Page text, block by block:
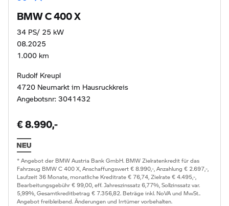
BMW C 400 X
34 PS/ 25 kW
08.2025
1.000 km
Rudolf Kreupl
4720 Neumarkt im Hausruckkreis
Angebotsnr: 3041432
€ 8.990,-
* Angebot der BMW Austria Bank GmbH. BMW Zielratenkredit für das
Fahrzeug BMW C 400 X, Anschaffungswert € 8.990,-, Anzahlung € 2.697,-,
Laufzeit 36 Monate, monatliche Kreditrate € 76,74, Zielrate € 4.495,-,
Bearbeitungsgebühr € 99,00, eff. Jahreszinssatz 6,77%, Sollzinssatz var.
5,99%, Gesamtkreditbetrag € 7.356,82. Beträge inkl. NoVA und MwSt..
Angebot freibleibend. Änderungen und Irrtümer vorbehalten.